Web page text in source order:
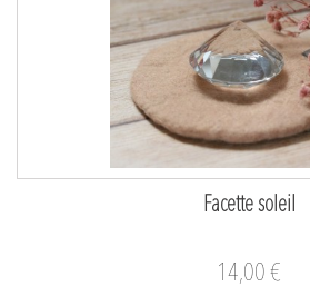
Facette soleil
14,00 €